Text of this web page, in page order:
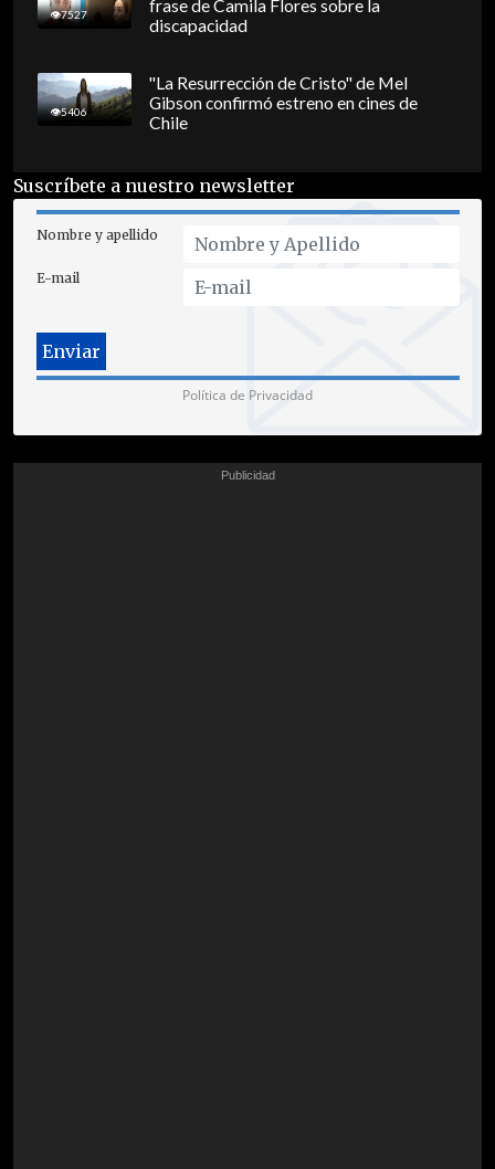
7527
frase de Camila Flores sobre la
discapacidad
5406
"La Resurrección de Cristo" de Mel
Gibson confirmó estreno en cines de
Chile
Suscríbete a nuestro newsletter
Nombre y apellido
E-mail
Política de Privacidad